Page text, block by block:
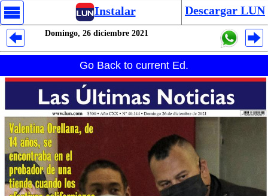
Instalar Descargar LUN
Domingo, 26 diciembre 2021
Go Back to current Ed.
Despliegues Analytics
Despliegues Totales
Despliegues por Rubros